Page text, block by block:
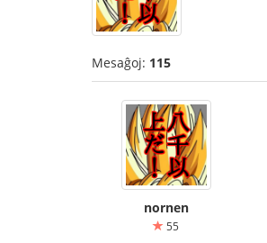
Mesaĝoj: 115
nornen
55